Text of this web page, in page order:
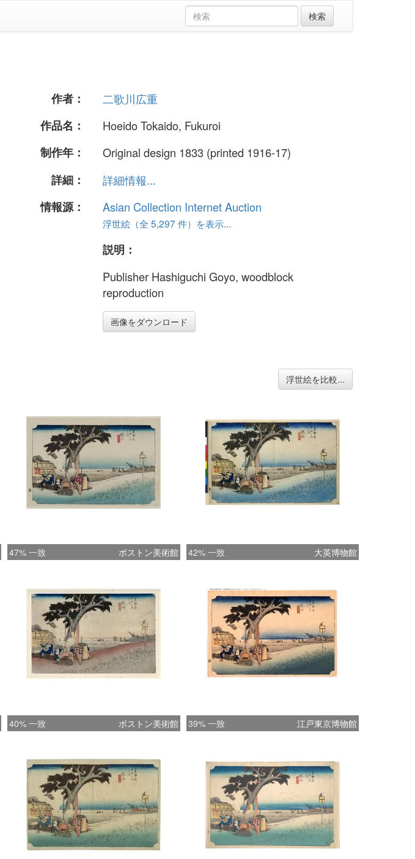
作者：
二歌川広重
作品名：
Hoeido Tokaido, Fukuroi
制作年：
Original design 1833 (printed 1916-17)
詳細：
詳細情報...
情報源：
Asian Collection Internet Auction
浮世絵（全 5,297 件）を表示...
説明：
Publisher Hashiguchi Goyo, woodblock
reproduction
画像をダウンロード
浮世絵を比較...
47% 一致 ボストン美術館 42% 一致 大英博物館
40% 一致 ボストン美術館 39% 一致 江戸東京博物館